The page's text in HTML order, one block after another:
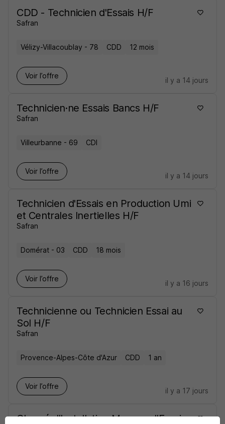
CDD - Technicien d'Essais H/F
Safran
Vélizy-Villacoublay - 78 CDD 12 mois
Voir l’offre
il y a 14 jours
Technicien·ne Essais Bancs H/F
Safran
Villeurbanne - 69 CDI
Voir l’offre
il y a 14 jours
Technicien d'Essais en Production Umi
et Centrales Inertielles H/F
Safran
Domérat - 03 CDD 18 mois
Voir l’offre
il y a 16 jours
Technicienne ou Technicien Essai au
Sol H/F
Safran
Provence-Alpes-Côte d'Azur CDD 1 an
Voir l’offre
il y a 17 jours
Chargé d'Installation Moyens d'Essais